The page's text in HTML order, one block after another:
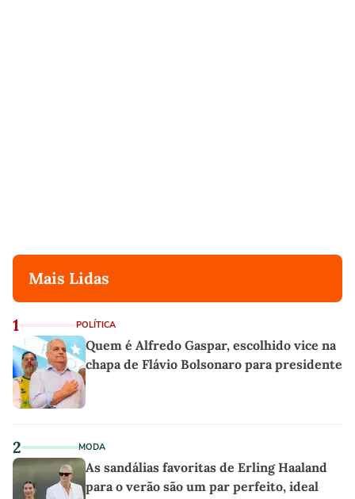
Mais Lidas
1 POLÍTICA
Quem é Alfredo Gaspar, escolhido vice na
chapa de Flávio Bolsonaro para presidente
2 MODA
As sandálias favoritas de Erling Haaland
para o verão são um par perfeito, ideal